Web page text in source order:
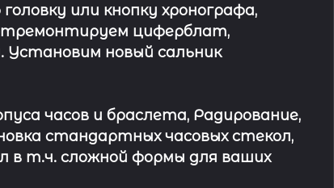
или кнопку хронографа,
циферблат,
новый сальник
часов и браслета, Радирование,
стандартных часовых стекол,
в т.ч. сложной формы для ваших